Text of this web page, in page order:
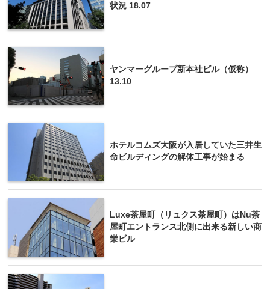
状況 18.07
ヤンマーグループ新本社ビル（仮称）
13.10
ホテルコムズ大阪が入居していた三井生
命ビルディングの解体工事が始まる
Luxe茶屋町（リュクス茶屋町）はNu茶
屋町エントランス北側に出来る新しい商
業ビル